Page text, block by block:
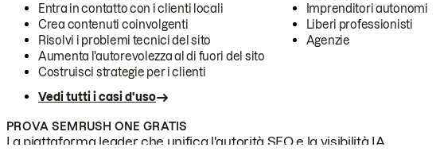
Entra in contatto con i clienti locali
Crea contenuti coinvolgenti
Risolvi i problemi tecnici del sito
Aumenta l'autorevolezza al di fuori del sito
Costruisci strategie per i clienti
Vedi tutti i casi d'uso
Imprenditori autonomi
Liberi professionisti
Agenzie
PROVA SEMRUSH ONE GRATIS
La piattaforma leader che unifica l'autorità SEO e la visibilità IA.